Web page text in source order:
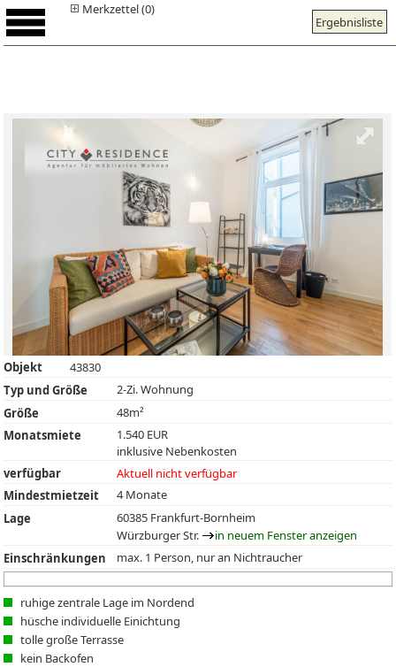
Ergebnisliste
Merkzettel (0)
Objekt
43830
Typ und Größe
2-Zi. Wohnung
Größe
48m²
Monatsmiete
1.540 EUR
inklusive Nebenkosten
verfügbar
Aktuell nicht verfügbar
Mindestmietzeit
4 Monate
Lage
60385 Frankfurt-Bornheim
Würzburger Str.
in neuem Fenster anzeigen
Einschränkungen
max. 1 Person, nur an Nichtraucher
ruhige zentrale Lage im Nordend
hüsche individuelle Einichtung
tolle große Terrasse
kein Backofen